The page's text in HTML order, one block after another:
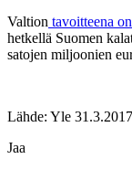
Valtion tavoitteena
hetkellä Suomen
satojen miljoonien
Lähde: Yle 31.3.2017
Jaa